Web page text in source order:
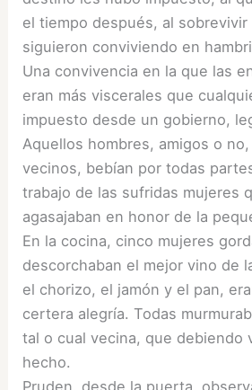
el tiempo después, al sobrevivir
siguieron conviviendo en
Una convivencia en la que las
eran más viscerales que
impuesto desde un gobierno,
Aquellos hombres, amigos o
vecinos, bebían por todas
trabajo de las sufridas mujeres
agasajaban en honor de la
En la cocina, cinco mujeres
descorchaban el mejor vino de
el chorizo, el jamón y el pan,
certera alegría. Todas
tal o cual vecina, que debiendo
hecho.